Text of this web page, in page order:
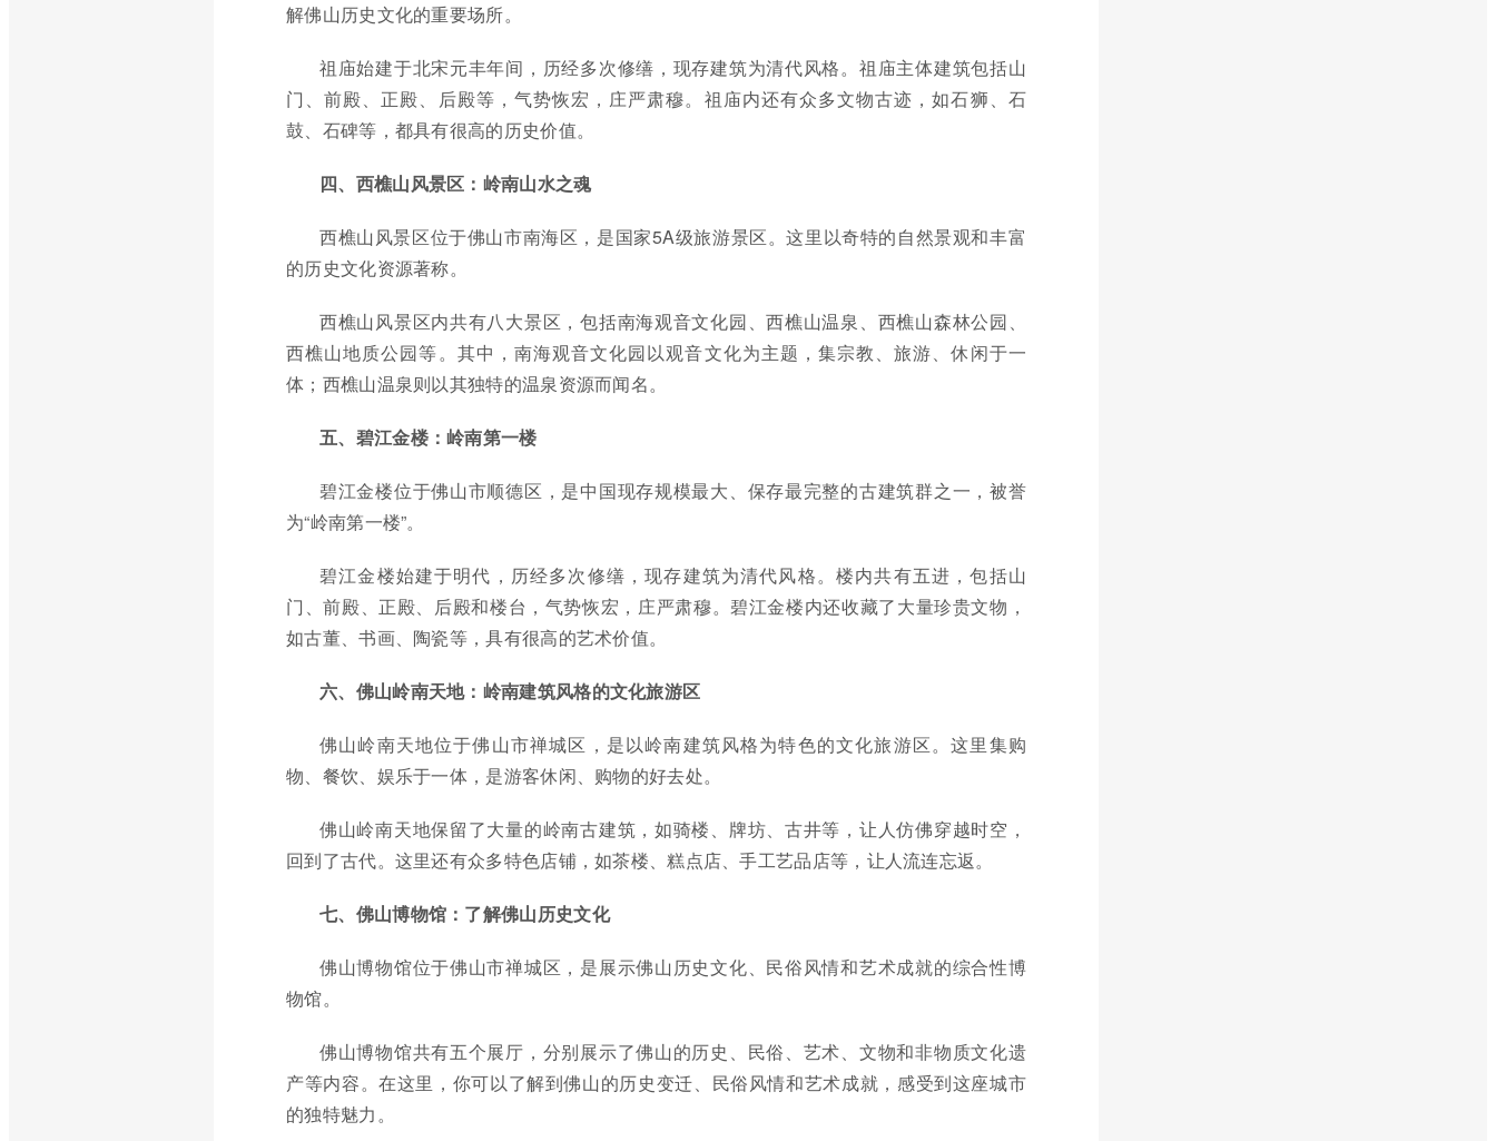
解佛山历史文化的重要场所。
祖庙始建于北宋元丰年间，历经多次修缮，现存建筑为清代风格。祖庙主体建筑包括山
门、前殿、正殿、后殿等，气势恢宏，庄严肃穆。祖庙内还有众多文物古迹，如石狮、石
鼓、石碑等，都具有很高的历史价值。
四、西樵山风景区：岭南山水之魂
西樵山风景区位于佛山市南海区，是国家5A级旅游景区。这里以奇特的自然景观和丰富
的历史文化资源著称。
西樵山风景区内共有八大景区，包括南海观音文化园、西樵山温泉、西樵山森林公园、
西樵山地质公园等。其中，南海观音文化园以观音文化为主题，集宗教、旅游、休闲于一
体；西樵山温泉则以其独特的温泉资源而闻名。
五、碧江金楼：岭南第一楼
碧江金楼位于佛山市顺德区，是中国现存规模最大、保存最完整的古建筑群之一，被誉
为“岭南第一楼”。
碧江金楼始建于明代，历经多次修缮，现存建筑为清代风格。楼内共有五进，包括山
门、前殿、正殿、后殿和楼台，气势恢宏，庄严肃穆。碧江金楼内还收藏了大量珍贵文物，
如古董、书画、陶瓷等，具有很高的艺术价值。
六、佛山岭南天地：岭南建筑风格的文化旅游区
佛山岭南天地位于佛山市禅城区，是以岭南建筑风格为特色的文化旅游区。这里集购
物、餐饮、娱乐于一体，是游客休闲、购物的好去处。
佛山岭南天地保留了大量的岭南古建筑，如骑楼、牌坊、古井等，让人仿佛穿越时空，
回到了古代。这里还有众多特色店铺，如茶楼、糕点店、手工艺品店等，让人流连忘返。
七、佛山博物馆：了解佛山历史文化
佛山博物馆位于佛山市禅城区，是展示佛山历史文化、民俗风情和艺术成就的综合性博
物馆。
佛山博物馆共有五个展厅，分别展示了佛山的历史、民俗、艺术、文物和非物质文化遗
产等内容。在这里，你可以了解到佛山的历史变迁、民俗风情和艺术成就，感受到这座城市
的独特魅力。